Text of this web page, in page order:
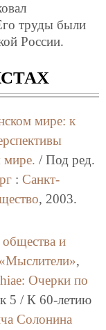
труды были
России.
мире: к
мире. / Под ред.
: Санкт-
, 2003.
и
,
Очерки по
5 / К 60-летию
Солонина